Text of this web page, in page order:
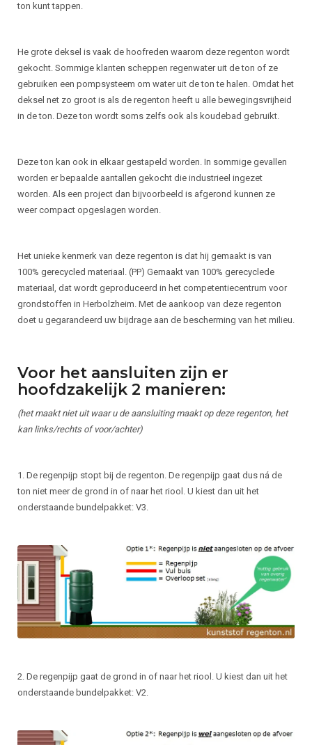
ton kunt tappen.
He grote deksel is vaak de hoofreden waarom deze regenton wordt
gekocht. Sommige klanten scheppen regenwater uit de ton of ze
gebruiken een pompsysteem om water uit de ton te halen. Omdat het
deksel net zo groot is als de regenton heeft u alle bewegingsvrijheid
in de ton. Deze ton wordt soms zelfs ook als koudebad gebruikt.
Deze ton kan ook in elkaar gestapeld worden. In sommige gevallen
worden er bepaalde aantallen gekocht die industrieel ingezet
worden. Als een project dan bijvoorbeeld is afgerond kunnen ze
weer compact opgeslagen worden.
Het unieke kenmerk van deze regenton is dat hij gemaakt is van
100% gerecycled materiaal. (PP) Gemaakt van 100% gerecyclede
materiaal, dat wordt geproduceerd in het competentiecentrum voor
grondstoffen in Herbolzheim. Met de aankoop van deze regenton
doet u gegarandeerd uw bijdrage aan de bescherming van het milieu.
Voor het aansluiten zijn er
hoofdzakelijk 2 manieren:
(het maakt niet uit waar u de aansluiting maakt op deze regenton, het
kan links/rechts of voor/achter)
1. De regenpijp stopt bij de regenton. De regenpijp gaat dus ná de
ton niet meer de grond in of naar het riool. U kiest dan uit het
onderstaande bundelpakket: V3.
2. De regenpijp gaat de grond in of naar het riool. U kiest dan uit het
onderstaande bundelpakket: V2.